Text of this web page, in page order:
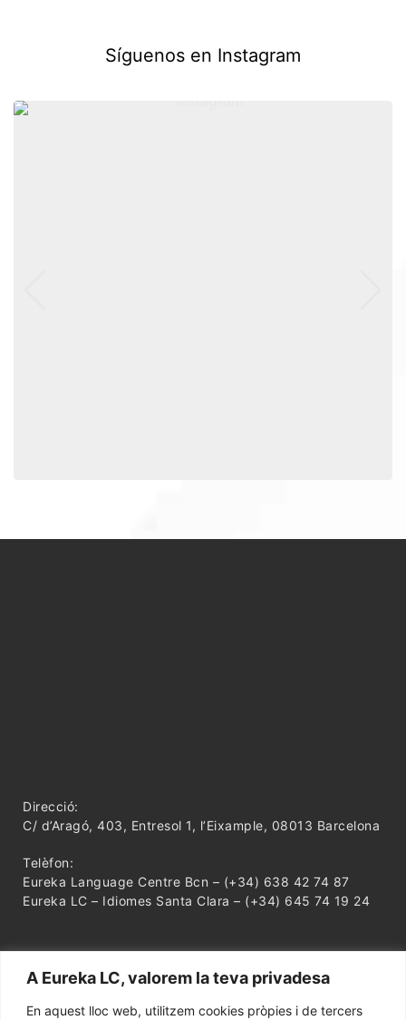
A Eureka LC, valorem la teva privadesa
En aquest lloc web, utilitzem cookies pròpies i de tercers
Síguenos en Instagram
Direcció:
C/ d’Aragó, 403, Entresol 1, l’Eixample, 08013 Barcelona
Telèfon:
Eureka Language Centre Bcn – (+34) 638 42 74 87
Eureka LC – Idiomes Santa Clara – (+34) 645 74 19 24